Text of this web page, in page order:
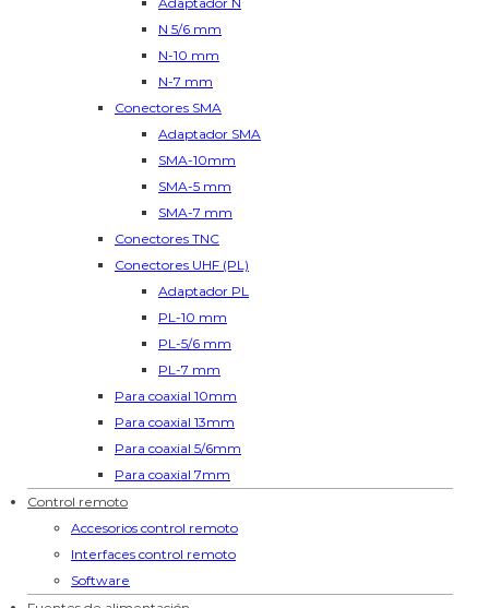
N 5/6 mm
N-10 mm
N-7 mm
Conectores SMA
Adaptador SMA
SMA-10mm
SMA-5 mm
SMA-7 mm
Conectores TNC
Conectores UHF (PL)
Adaptador PL
PL-10 mm
PL-5/6 mm
PL-7 mm
Para coaxial 10mm
Para coaxial 13mm
Para coaxial 5/6mm
Para coaxial 7mm
Control remoto
Accesorios control remoto
Interfaces control remoto
Software